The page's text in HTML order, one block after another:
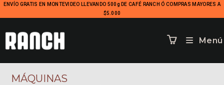
ENVÍO GRATIS EN MONTEVIDEO LLEVANDO 500g DE CAFÉ RANCH Ó COMPRAS MAYORES A
$5.000
Menú
MÁQUINAS